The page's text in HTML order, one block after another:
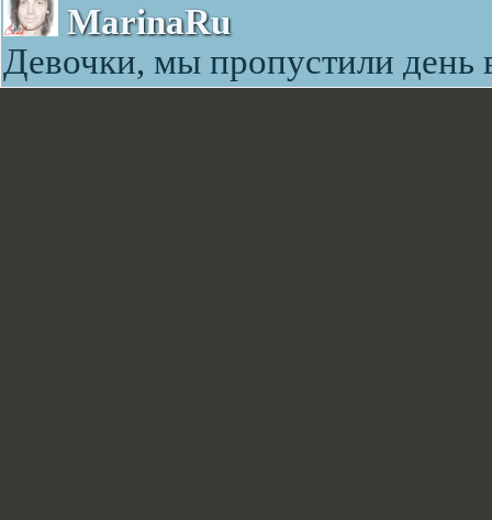
MarinaRu
Девочки, мы пропустили день